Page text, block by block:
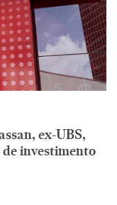
ex-UBS,
de investimento